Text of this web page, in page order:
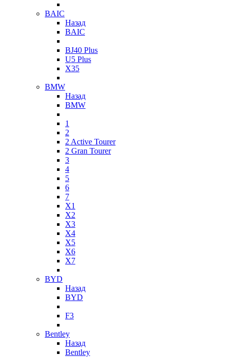
BAIC
Назад
BAIC
BJ40 Plus
U5 Plus
X35
BMW
Назад
BMW
1
2
2 Active Tourer
2 Gran Tourer
3
4
5
6
7
X1
X2
X3
X4
X5
X6
X7
BYD
Назад
BYD
F3
Bentley
Назад
Bentley